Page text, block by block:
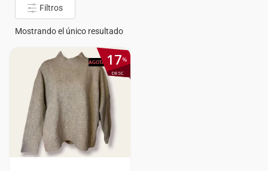
Filtros
Mostrando el único resultado
AGOTADO %
DESC
17